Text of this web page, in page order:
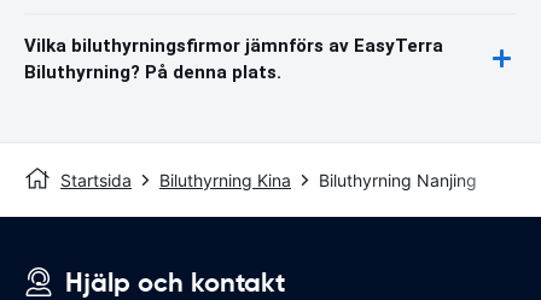
Vilka biluthyrningsfirmor jämnförs av EasyTerra
Biluthyrning? På denna plats.
Startsida Biluthyrning Kina Biluthyrning Nanjing
Hjälp och kontakt